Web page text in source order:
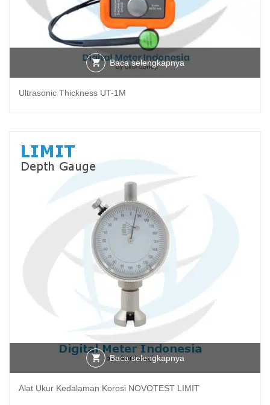
Baca selengkapnya
Ultrasonic Thickness UT-1M
Baca selengkapnya
Alat Ukur Kedalaman Korosi NOVOTEST LIMIT